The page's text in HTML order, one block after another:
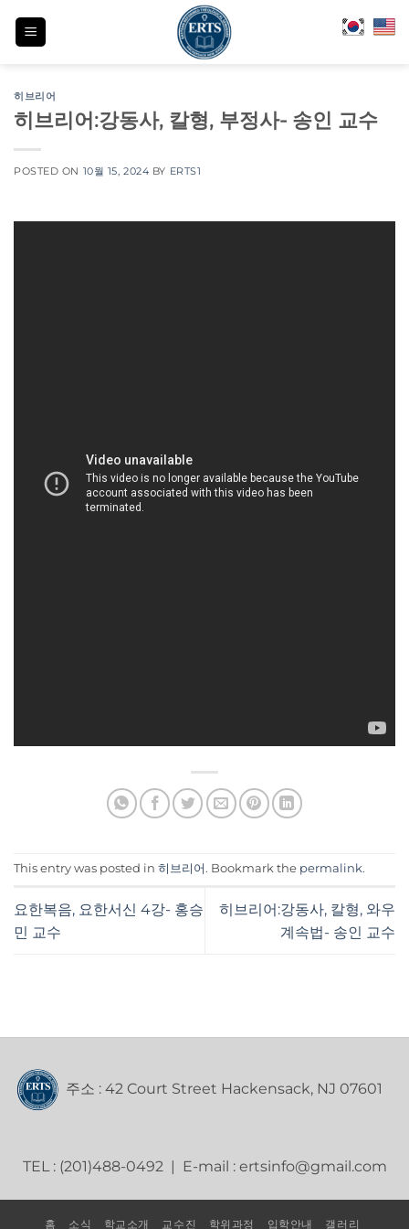
히브리어
히브리어:강동사, 칼형, 부정사- 송인 교수
POSTED ON 10월 15, 2024 BY ERTS1
This entry was posted in 히브리어 . Bookmark the permalink.
요한복음, 요한서신 4강- 홍승
민 교수
히브리어:강동사, 칼형, 와우
계속법- 송인 교수
주소 : 42 Court Street Hackensack, NJ 07601
TEL : (201)488-0492 | E-mail : ertsinfo@gmail.com
홈 소식 학교소개 교수진 학위과정 입학안내 갤러리